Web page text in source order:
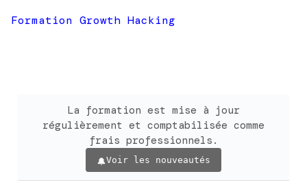
Formation Growth Hacking
La formation est mise à jour
régulièrement et comptabilisée comme
frais professionnels.
Voir les nouveautés